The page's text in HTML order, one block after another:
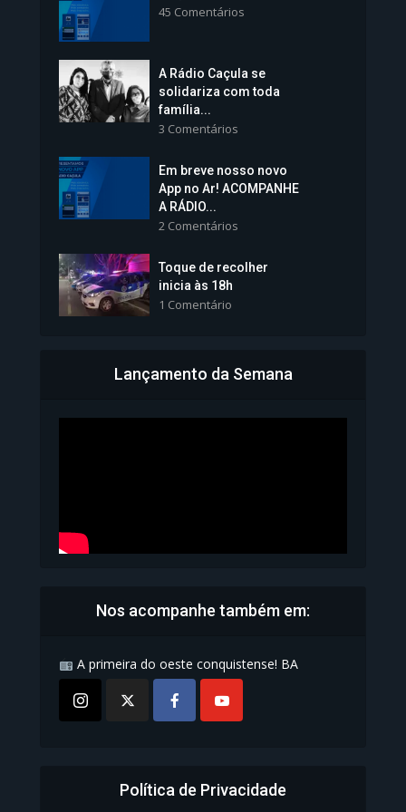
Vice-Prefeita Sheila Lemos
tomará posse nesta...
1.101 Modos de exibição
Bahia inicia emissão da
45 Comentários
A Rádio Caçula se
solidariza com toda
família...
3 Comentários
Em breve nosso novo
App no Ar! ACOMPANHE
A RÁDIO...
2 Comentários
Toque de recolher
inicia às 18h
1 Comentário
Lançamento da Semana
Nos acompanhe também em:
A primeira do oeste conquistense! BA
Política de Privacidade